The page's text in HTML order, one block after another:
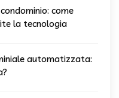
come
la tecnologia
automatizzata: